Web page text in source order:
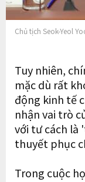
Chủ tịch Seok-Yeol
Tuy nhiên,
mặc dù rất
động kinh tế
nhận vai trò
với tư cách là
thuyết phục
Trong cuộc